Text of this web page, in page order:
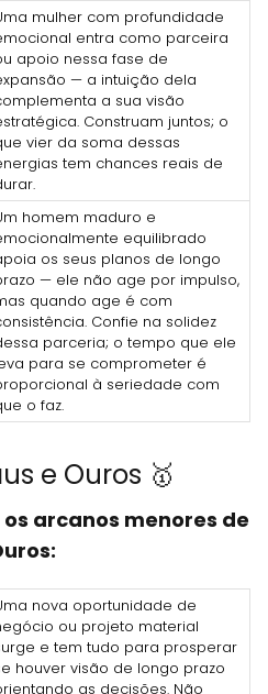
mulher com profundidade
entra como parceira
apoio nessa fase de
— a intuição dela
a sua visão
Construam juntos; o
vier da soma dessas
tem chances reais de
homem maduro e
equilibrado
os seus planos de longo
— ele não age por impulso,
quando age é com
Confie na solidez
parceria; o tempo que ele
para se comprometer é
à seriedade com
o faz.
e Ouros 🥇
os arcanos menores de
nova oportunidade de
ou projeto material
e tem tudo para prosperar
houver visão de longo prazo
as decisões. Não